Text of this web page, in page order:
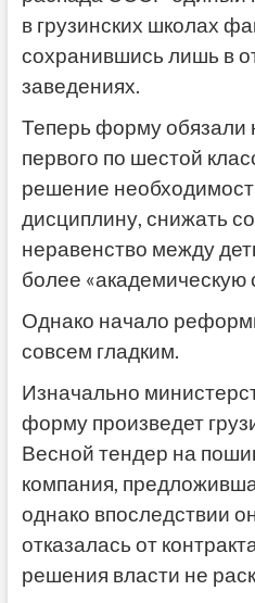
в грузинских школах
сохранившись лишь в
заведениях.
Теперь форму обязали
первого по шестой
решение
дисциплину, снижать
неравенство между
более «академическую
Однако начало
совсем гладким.
Изначально
форму произведет
Весной тендер на
компания,
однако впоследствии
отказалась от
решения власти не